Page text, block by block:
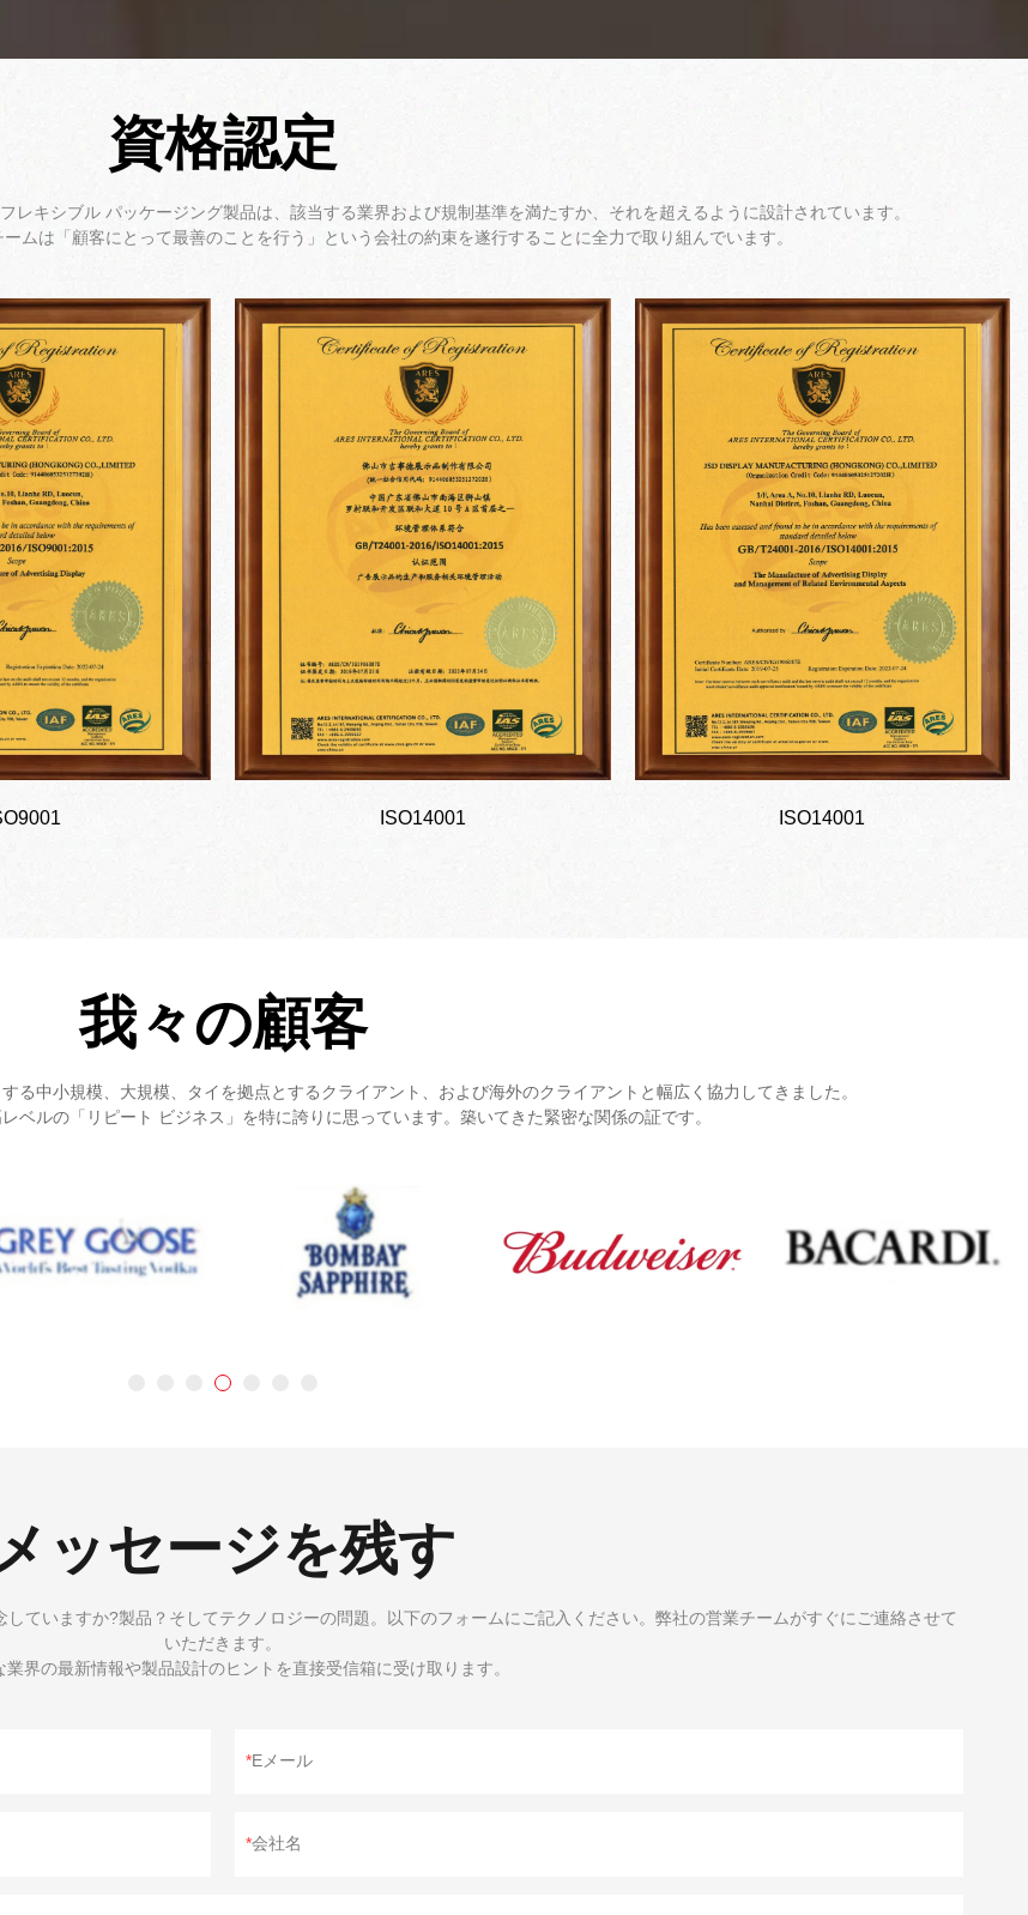
資格認定
キシブル パッケージング製品は、該当する業界および規制基準を満たすか、それを超えるように設計されています。
ムは「顧客にとって最善のことを行う」という会社の約束を遂行することに全力で取り組んでいます。
ISO14001 ISO14001
我々の顧客
る中小規模、大規模、タイを拠点とするクライアント、および海外のクライアントと幅広く協力してきました。
ベルの「リピート ビジネス」を特に誇りに思っています。築いてきた緊密な関係の証です。
ッセージを残す
ていますか?製品？そしてテクノロジーの問題。以下のフォームにご記入ください。弊社の営業チームがすぐにご連絡させて
いただきます。
業界の最新情報や製品設計のヒントを直接受信箱に受け取ります。
Eメール
会社名